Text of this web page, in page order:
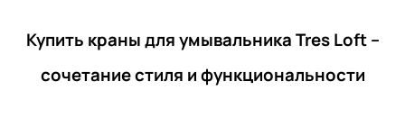
Купить краны для умывальника Tres Loft –
сочетание стиля и функциональности